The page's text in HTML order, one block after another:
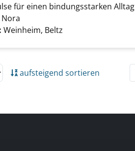
Familie leichter macht anzeigen
für einen bindungsstarken Alltag
Weinheim, Beltz
aufsteigend sortieren